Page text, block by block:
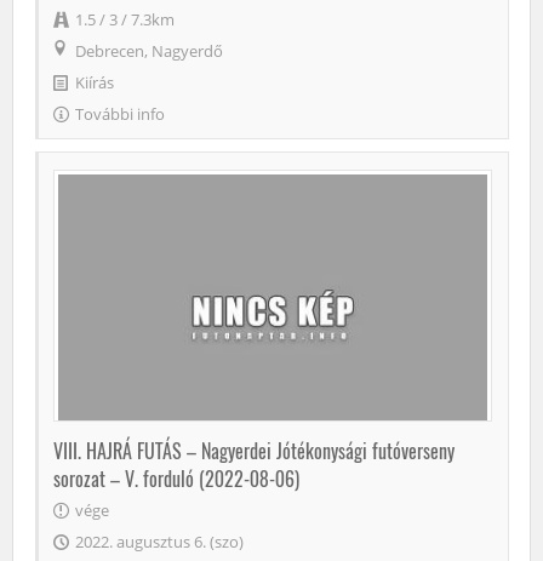
1.5 / 3 / 7.3km
Debrecen, Nagyerdő
Kiírás
További info
VIII. HAJRÁ FUTÁS – Nagyerdei Jótékonysági futóverseny
sorozat – V. forduló (2022-08-06)
vége
2022. augusztus 6. (szo)